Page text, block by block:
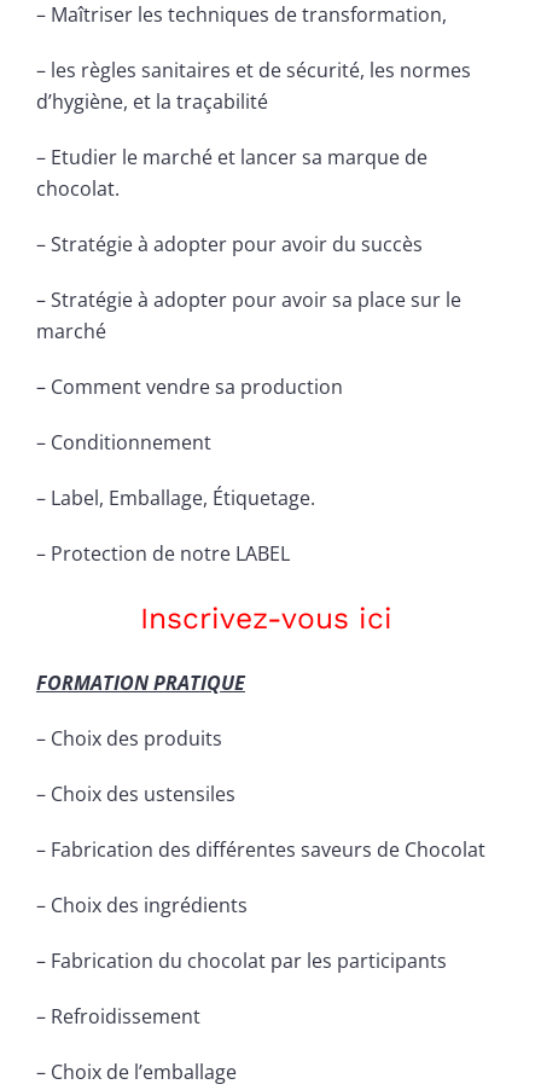
– Maîtriser les techniques de transformation,
– les règles sanitaires et de sécurité, les normes
d’hygiène, et la traçabilité
– Etudier le marché et lancer sa marque de
chocolat.
– Stratégie à adopter pour avoir du succès
– Stratégie à adopter pour avoir sa place sur le
marché
– Comment vendre sa production
– Conditionnement
– Label, Emballage, Étiquetage.
– Protection de notre LABEL
Inscrivez-vous ici
FORMATION PRATIQUE
– Choix des produits
– Choix des ustensiles
– Fabrication des différentes saveurs de Chocolat
– Choix des ingrédients
– Fabrication du chocolat par les participants
– Refroidissement
– Choix de l’emballage